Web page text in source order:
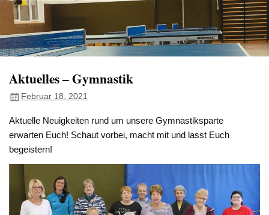
Aktuelles – Gymnastik
Februar 18, 2021
Aktuelle Neuigkeiten rund um unsere Gymnastiksparte
erwarten Euch! Schaut vorbei, macht mit und lasst Euch
begeistern!